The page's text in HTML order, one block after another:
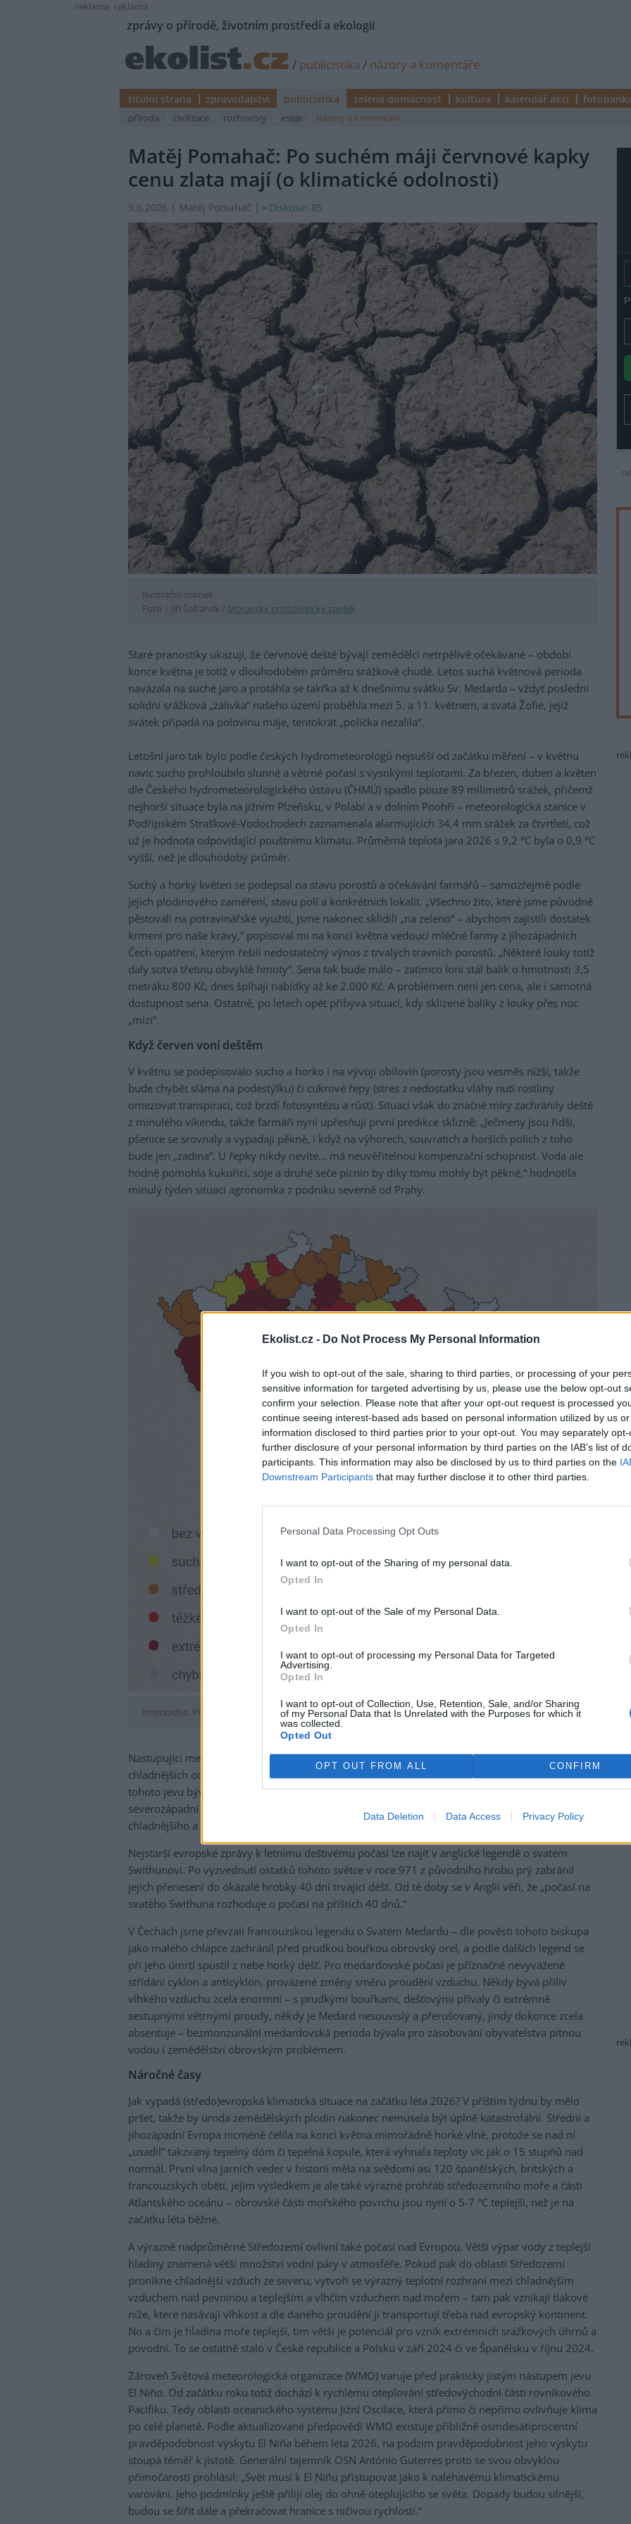
Ekolist.cz - Do Not Process My Personal Information
If you wish to opt-out of the sale, sharing to third parties, or processing of your
sensitive information for targeted advertising by us, please use the below opt-out
confirm your selection. Please note that after your opt-out request is processed
continue seeing interest-based ads based on personal information utilized by us
information disclosed to third parties prior to your opt-out. You may separately
further disclosure of your personal information by third parties on the IAB’s list of
participants. This information may also be disclosed by us to third parties on the
Downstream Participants that may further disclose it to other third parties.
Personal Data Processing Opt Outs
I want to opt-out of the Sharing of my personal data.
Opted In
I want to opt-out of the Sale of my Personal Data.
Opted In
I want to opt-out of processing my Personal Data for Targeted
Advertising.
Opted In
I want to opt-out of Collection, Use, Retention, Sale, and/or Sharing
of my Personal Data that Is Unrelated with the Purposes for which it
was collected.
Opted Out
OPT OUT FROM ALL CONFIRM
Data Deletion Data Access Privacy Policy
reklama reklama
zprávy o přírodě, životním prostředí a ekologii
/ publicistika / názory a komentáře
titulní strana zpravodajství publicistika zelená domácnost kultura kalendář akcí
příroda civilizace rozhovory eseje názory a komentáře
Matěj Pomahač: Po suchém máji červnové kapky
cenu zlata mají (o klimatické odolnosti)
9.6.2026 | Matěj Pomahač | Diskuse: 85
Ilustrační snímek.
Foto | Jiří Šafránek / Moravský ornitologický spolek
Staré pranostiky ukazují, že červnové deště bývají zemědělci netrpělivě očekávané – období
konce května je totiž v dlouhodobém průměru srážkově chudé. Letos suchá květnová perioda
navázala na suché jaro a protáhla se takřka až k dnešnímu svátku Sv. Medarda – vždyť poslední
solidní srážková „zálivka“ našeho území proběhla mezi 5. a 11. květnem, a svatá Žofie, jejíž
svátek připadá na polovinu máje, tentokrát „políčka nezalila“.
Letošní jaro tak bylo podle českých hydrometeorologů nejsušší od začátku měření – v květnu
navíc sucho prohloubilo slunné a větrné počasí s vysokými teplotami. Za březen, duben a květen
dle Českého hydrometeorologického ústavu (ČHMÚ) spadlo pouze 89 milimetrů srážek, přičemž
nejhorší situace byla na jižním Plzeňsku, v Polabí a v dolním Poohří – meteorologická stanice v
Podřipském Straškově-Vodochodech zaznamenala alarmujících 34,4 mm srážek za čtvrtletí, což
už je hodnota odpovídající pouštnímu klimatu. Průměrná teplota jara 2026 s 9,2 °C byla o 0,9 °C
vyšší, než je dlouhodobý průměr.
Suchý a horký květen se podepsal na stavu porostů a očekávání farmářů – samozřejmě podle
jejich plodinového zaměření, stavu polí a konkrétních lokalit. „Všechno žito, které jsme původně
pěstovali na potravinářské využití, jsme nakonec sklidili „na zeleno“ – abychom zajistili dostatek
krmení pro naše krávy,“ popisoval mi na konci května vedoucí mléčné farmy z jihozápadních
Čech opatření, kterým řešili nedostatečný výnos z trvalých travních porostů. „Některé louky totiž
daly sotva třetinu obvyklé hmoty“. Sena tak bude málo – zatímco loni stál balík o hmotnosti 3,5
metráku 800 Kč, dnes šplhají nabídky až ke 2.000 Kč. A problémem není jen cena, ale i samotná
dostupnost sena. Ostatně, po letech opět přibývá situací, kdy sklizené balíky z louky přes noc
„mizí“.
Když červen voní deštěm
V květnu se podepisovalo sucho a horko i na vývoji obilovin (porosty jsou vesměs nižší, takže
bude chybět sláma na podestýlku) či cukrové řepy (stres z nedostatku vláhy nutí rostliny
omezovat transpiraci, což brzdí fotosyntézu a růst). Situaci však do značné míry zachránily deště
z minulého víkendu, takže farmáři nyní upřesňují první predikce sklizně: „Ječmeny jsou řidší,
pšenice se srovnaly a vypadají pěkně, i když na výhorech, souvratích a horších polích z toho
bude jen „zadina“. U řepky nikdy nevíte… má neuvěřitelnou kompenzační schopnost. Voda ale
hodně pomohla kukuřici, sóje a druhé seče pícnin by díky tomu mohly být pěkné,“ hodnotila
minulý týden situaci agronomka z podniku severně od Prahy.
Intersucho. Předpokládané ztráty na výnosech plodin.
Nastupující medardovské období je hlavně časem „evropského letního monzunu“, tj. pronikání
chladnějších oceanických vzduchových hmot na prohřívající se kontinent. Nejčastější příčinou
tohoto jevu bývá vzestup tlaku vzduchu v oblasti azorských ostrovů, což podmiňuje zesílení
severozápadní a západní složky proudění, a vede obvykle k dlouhotrvajícímu přílivu
chladnějšího a vlhkého mořského vzduchu do evropského vnitrozemí.
Nejstarší evropské zprávy k letnímu deštivému počasí lze najít v anglické legendě o svatém
Swithunovi. Po vyzvednutí ostatků tohoto světce v roce 971 z původního hrobu prý zabránil
jejich přenesení do okázalé hrobky 40 dní trvající déšť. Od té doby se v Anglii věří, že „počasí na
svatého Swithuna rozhoduje o počasí na příštích 40 dnů.“
V Čechách jsme převzali francouzskou legendu o Svatém Medardu – dle pověsti tohoto biskupa
jako malého chlapce zachránil před prudkou bouřkou obrovský orel, a podle dalších legend se
při jeho úmrtí spustil z nebe horký déšť. Pro medardovské počasí je příznačné nevyvážené
střídání cyklon a anticyklon, provázené změny směru proudění vzduchu. Někdy bývá příliv
vlhkého vzduchu zcela enormní – s prudkými bouřkami, dešťovými přívaly či extrémně
sestupnými větrnými proudy, někdy je Medard nesouvislý a přerušovaný, jindy dokonce zcela
absentuje – bezmonzunální medardovská perioda bývala pro zásobování obyvatelstva pitnou
vodou i zemědělství obrovským problémem.
Náročné časy
Jak vypadá (středo)evropská klimatická situace na začátku léta 2026? V příštím týdnu by mělo
pršet, takže by úroda zemědělských plodin nakonec nemusela být úplně katastrofální. Střední a
jihozápadní Evropa nicméně čelila na konci května mimořádně horké vlně, protože se nad ní
„usadil“ takzvaný tepelný dóm či tepelná kopule, která vyhnala teploty víc jak o 15 stupňů nad
normál. První vlna jarních veder v historii měla na svědomí asi 120 španělských, britských a
francouzských obětí, jejím výsledkem je ale také výrazné prohřátí středozemního moře a části
Atlantského oceánu – obrovské části mořského povrchu jsou nyní o 5-7 °C teplejší, než je na
začátku léta běžné.
A výrazně nadprůměrné Středozemí ovlivní také počasí nad Evropou. Větší výpar vody z teplejší
hladiny znamená větší množství vodní páry v atmosféře. Pokud pak do oblasti Středozemí
pronikne chladnější vzduch ze severu, vytvoří se výrazný teplotní rozhraní mezi chladnějším
vzduchem nad pevninou a teplejším a vlhčím vzduchem nad mořem – tam pak vznikají tlakové
níže, které nasávají vlhkost a dle daného proudění ji transportují třeba nad evropský kontinent.
No a čím je hladina moře teplejší, tím větší je potenciál pro vznik extrémních srážkových úhrnů a
povodní. To se ostatně stalo v České republice a Polsku v září 2024 či ve Španělsku v říjnu 2024.
Zároveň Světová meteorologická organizace (WMO) varuje před prakticky jistým nástupem jevu
El Niňo. Od začátku roku totiž dochází k rychlému oteplování středovýchodní části rovníkového
Pacifiku. Tedy oblasti oceanického systému Jižní Oscilace, která přímo či nepřímo ovlivňuje klima
po celé planetě. Podle aktualizované předpovědi WMO existuje přibližně osmdesátiprocentní
pravděpodobnost výskytu El Niña během léta 2026, na podzim pravděpodobnost jeho výskytu
stoupá téměř k jistotě. Generální tajemník OSN António Guterres proto se svou obvyklou
přímočarostí prohlásil: „Svět musí k El Niñu přistupovat jako k naléhavému klimatickému
varování. Jeho podmínky ještě přilijí olej do ohně oteplujícího se světa. Dopady budou silnější,
budou se šířit dále a překračovat hranice s ničivou rychlostí.“